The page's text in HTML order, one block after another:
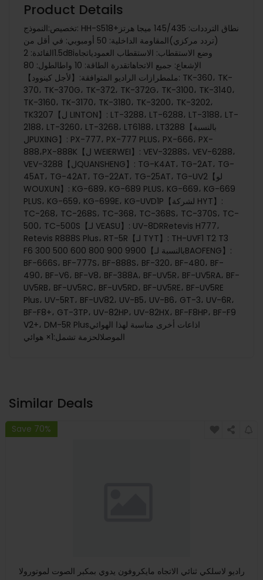
Product Details
تخصيص:النموذج: HH-S518+نطاق الترددات: 145/435 ميجا هرتز
(تردد مركزي)المقاومة الداخلية: 50 أومبوبي: في أقل من
1.5الفائدة: 2dBiوضع الاستقطاب: الاستقطاب العمودياتجاه
الإشعاع: جميع الاتجاهاتقدرة الطاقة: 10 واطالطول: 80
ملمطرازات الراديو المتوافقة:【لأجل كينوود】: TK-360، TK-
370، TK-370G، TK-372، TK-372G، TK-3100، TK-3140،
TK-3160، TK-3170، TK-3180، TK-3200، TK-3202،
TK3207【ل LINTON】: LT-3288، LT-6288، LT-3188، LT-
2188، LT-3260، LT-3268، LT6188، LT3288【بالنسبة
لPUXING】: PX-777، PX-777 PLUS، PX-666، PX-
888،PX-888K【ل WEIERWEI】: VEV-3288S، VEV-6288،
VEV-3288【لQUANSHENG】: TG-K4AT، TG-2AT، TG-
45AT، TG-42AT، TG-22AT، TG-25AT، TG-UV2【لو
WOUXUN】: KG-689، KG-689 PLUS، KG-669، KG-669
PLUS، KG-659، KG-699E، KG-UVD1P【لشركة HYT】:
TC-268، TC-268S، TC-368، TC-368S، TC-370S، TC-
500، TC-500S【لـ VEASU】: UV-8DRRetevis H777،
Retevis R888S Plus، RT-5R【لـ TYT】: TH-UVF1 T2 T3
F6 300 500 600 800 900 9900【بالنسبة لـBAOFENG】:
BF-666S، BF-777S، BF-888S، BF-320، BF-480، BF-
490، BF-V6، BF-V8، BF-388A، BF-UV5R، BF-UV5RA، BF-
UV5RB، BF-UV5RC، BF-UV5RD، BF-UV5RE، BF-UV5RE
Plus، UV-5RT، BF-UV82، UV-B5، UV-B6، GT-3، UV-6R،
BF-F8+، GT-3TP، UV-82HP، UV-82HX، BF-F8HP، BF-F9
V2+، DM-5R Plusاذاعات أخرى مناسبة لهذا الهوائي
الموصلالحزمة تشمل:1× هوائي
Similar Deals
Save 70%
راديو لاسلكي ثنائي الاتجاه مايكروفون يدوي بمكبر الصوت لموتورولا